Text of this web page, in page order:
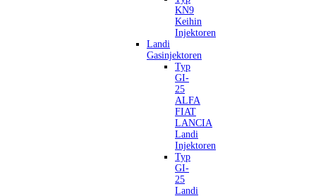
KN9
Keihin
Injektoren
Landi
Gasinjektoren
Typ
GI-
25
ALFA
FIAT
LANCIA
Landi
Injektoren
Typ
GI-
25
Landi